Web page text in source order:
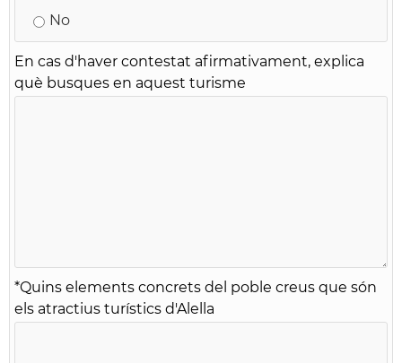
No
En cas d'haver contestat afirmativament, explica
què busques en aquest turisme
*Quins elements concrets del poble creus que són
els atractius turístics d'Alella